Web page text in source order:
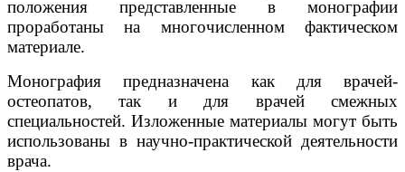
положения представленные в монографии
проработаны на многочисленном фактическом
материале.
Монография предназначена как для врачей-
остеопатов, так и для врачей смежных
специальностей. Изложенные материалы могут быть
использованы в научно-практической деятельности
врача.